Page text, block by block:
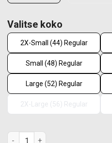
Valitse koko
2X-Small (44) Regular
Small (48) Regular
Large (52) Regular
2X-Large (56) Regular
Taktinen paita M62 - Musta